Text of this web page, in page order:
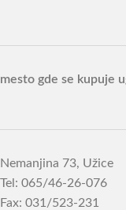
mesto gde se kupuje
Nemanjina 73, Užice
Tel: 065/46-26-076
Fax: 031/523-231